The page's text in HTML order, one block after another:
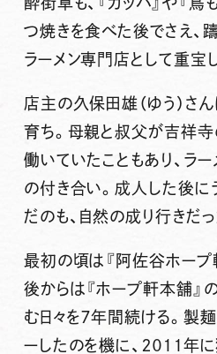
つ焼きを食べた後でさえ、
ラーメン専門店として重宝し
店主の久保田雄（ゆう）さ
育ち。母親と叔父が吉祥寺
働いていたこともあり、ラ
の付き合い。成人した後に
だのも、自然の成り行きだっ
最初の頃は『阿佐谷ホープ
後からは『ホープ軒本舗』
む日々を７年間続ける。製
ーしたのを機に、２０１１